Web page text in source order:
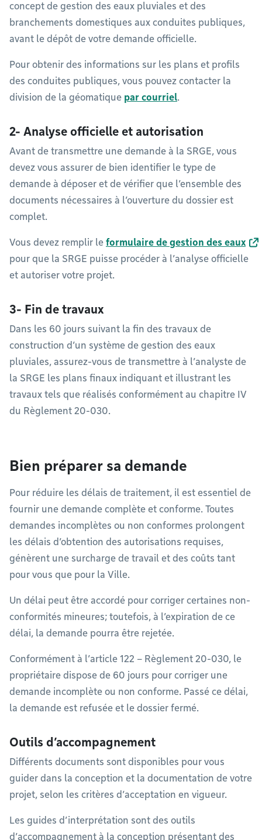
concept de gestion des eaux pluviales et des
branchements domestiques aux conduites publiques,
avant le dépôt de votre demande officielle.
Pour obtenir des informations sur les plans et profils
des conduites publiques, vous pouvez contacter la
division de la géomatique par courriel.
2- Analyse officielle et autorisation
Avant de transmettre une demande à la SRGE, vous
devez vous assurer de bien identifier le type de
demande à déposer et de vérifier que l’ensemble des
documents nécessaires à l’ouverture du dossier est
complet.
Vous devez remplir le formulaire de gestion des eaux
pour que la SRGE puisse procéder à l’analyse officielle
et autoriser votre projet.
3- Fin de travaux
Dans les 60 jours suivant la fin des travaux de
construction d’un système de gestion des eaux
pluviales, assurez-vous de transmettre à l’analyste de
la SRGE les plans finaux indiquant et illustrant les
travaux tels que réalisés conformément au chapitre IV
du Règlement 20-030.
Bien préparer sa demande
Pour réduire les délais de traitement, il est essentiel de
fournir une demande complète et conforme. Toutes
demandes incomplètes ou non conformes prolongent
les délais d’obtention des autorisations requises,
génèrent une surcharge de travail et des coûts tant
pour vous que pour la Ville.
Un délai peut être accordé pour corriger certaines non-
conformités mineures; toutefois, à l’expiration de ce
délai, la demande pourra être rejetée.
Conformément à l’article 122 – Règlement 20-030, le
propriétaire dispose de 60 jours pour corriger une
demande incomplète ou non conforme. Passé ce délai,
la demande est refusée et le dossier fermé.
Outils d’accompagnement
Différents documents sont disponibles pour vous
guider dans la conception et la documentation de votre
projet, selon les critères d’acceptation en vigueur.
Les guides d’interprétation sont des outils
d’accompagnement à la conception présentant des